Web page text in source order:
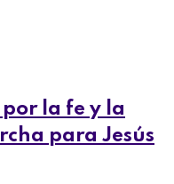
la fe y la
para Jesús